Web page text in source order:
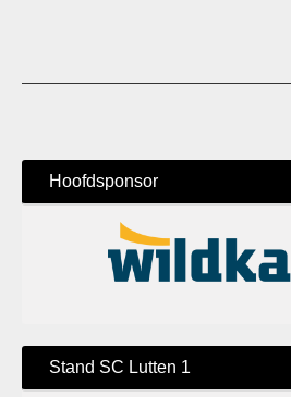
Hoofdsponsor
Stand SC Lutten 1